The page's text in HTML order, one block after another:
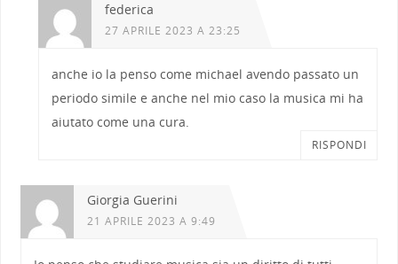
federica
27 APRILE 2023 A 23:25
anche io la penso come michael avendo passato un
periodo simile e anche nel mio caso la musica mi ha
aiutato come una cura.
RISPONDI
Giorgia Guerini
21 APRILE 2023 A 9:49